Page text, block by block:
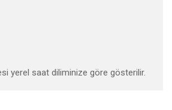
yerel saat diliminize göre gösterilir.